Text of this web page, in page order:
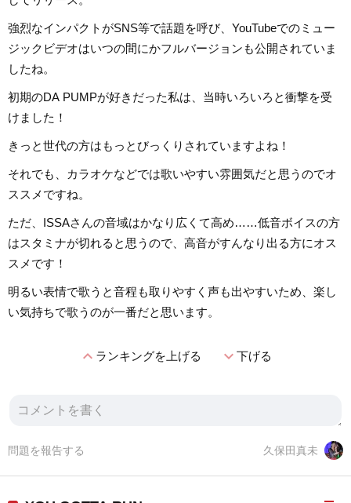
強烈なインパクトがSNS等で話題を呼び、YouTubeでのミュー
ジックビデオはいつの間にかフルバージョンも公開されていま
したね。
初期のDA PUMPが好きだった私は、当時いろいろと衝撃を受
けました！
きっと世代の方はもっとびっくりされていますよね！
それでも、カラオケなどでは歌いやすい雰囲気だと思うのでオ
ススメですね。
ただ、ISSAさんの音域はかなり広くて高め……低音ボイスの方
はスタミナが切れると思うので、高音がすんなり出る方にオス
スメです！
明るい表情で歌うと音程も取りやすく声も出やすいため、楽し
い気持ちで歌うのが一番だと思います。
expand_lessランキングを上げる expand_more下げる
久保田真未
問題を報告する